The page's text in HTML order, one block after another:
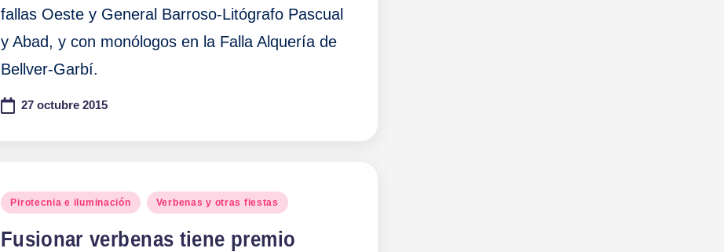
fallas Oeste y General Barroso-Litógrafo Pascual
y Abad, y con monólogos en la Falla Alquería de
Bellver-Garbí.
27 octubre 2015
Publicado
Pirotecnia e iluminación Verbenas y otras fiestas
Fusionar verbenas tiene premio